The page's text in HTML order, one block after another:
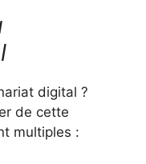
digital ?
de cette
multiples :